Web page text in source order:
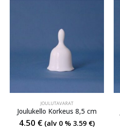
JOULUTAVARAT
Joulukello Korkeus 8,5 cm
4.50 € (alv 0 % 3.59 €)